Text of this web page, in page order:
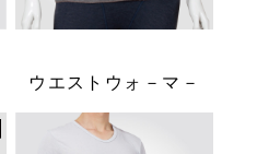
ウエストウォ－マ－